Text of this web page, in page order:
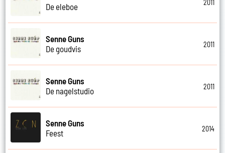
De eleboe
2011
Senne Guns
De goudvis
2011
Senne Guns
De nagelstudio
2011
Senne Guns
Feest
2014